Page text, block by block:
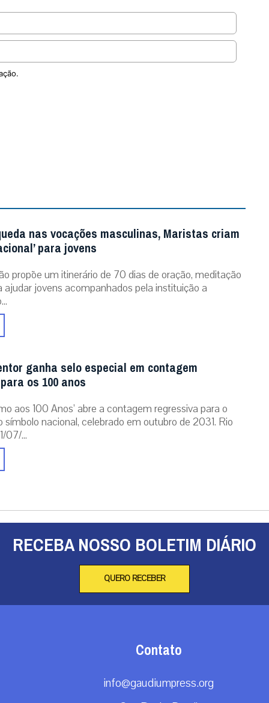
nas vocações masculinas, Maristas criam
para jovens
propõe um itinerário de 70 dias de oração, meditação
ajudar jovens acompanhados pela instituição a
ganha selo especial em contagem
os 100 anos
aos 100 Anos’ abre a contagem regressiva para o
símbolo nacional, celebrado em outubro de 2031. Rio
07/...
RECEBA NOSSO BOLETIM DIÁRIO
QUERO RECEBER
Contato
info@gaudiumpress.org